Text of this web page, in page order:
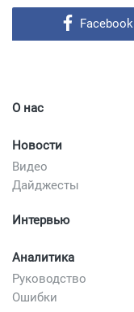
О нас
Новости
Видео
Дайджесты
Интервью
Аналитика
Руководство
Ошибки
Facebook